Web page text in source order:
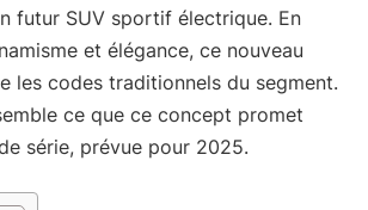
futur SUV sportif électrique. En
et élégance, ce nouveau
les codes traditionnels du segment.
ce que ce concept promet
série, prévue pour 2025.